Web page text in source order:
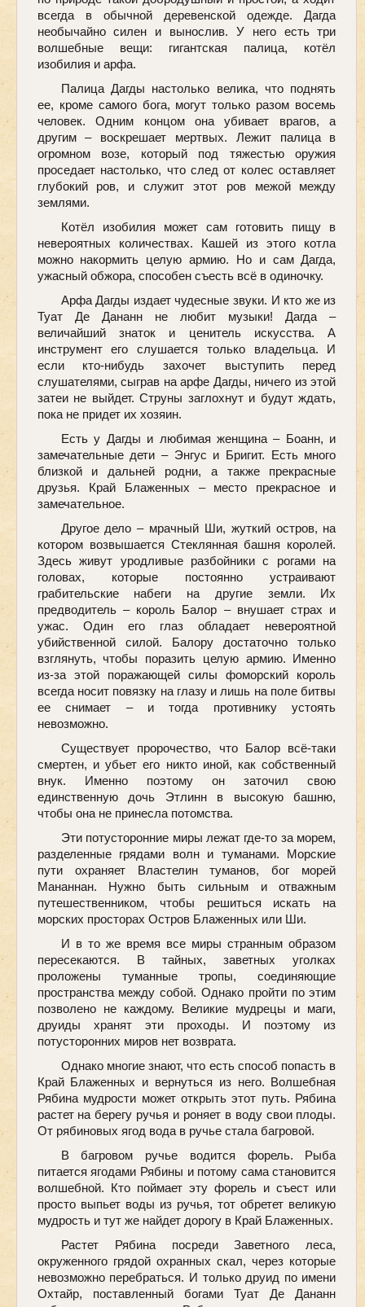
всегда в обычной деревенской одежде. Дагда
необычайно силен и вынослив. У него есть три
волшебные вещи: гигантская палица, котёл
изобилия и арфа.
Палица Дагды настолько велика, что поднять
ее, кроме самого бога, могут только разом восемь
человек. Одним концом она убивает врагов, а
другим – воскрешает мертвых. Лежит палица в
огромном возе, который под тяжестью оружия
проседает настолько, что след от колес оставляет
глубокий ров, и служит этот ров межой между
землями.
Котёл изобилия может сам готовить пищу в
невероятных количествах. Кашей из этого котла
можно накормить целую армию. Но и сам Дагда,
ужасный обжора, способен съесть всё в одиночку.
Арфа Дагды издает чудесные звуки. И кто же из
Туат Де Дананн не любит музыки! Дагда –
величайший знаток и ценитель искусства. А
инструмент его слушается только владельца. И
если кто-нибудь захочет выступить перед
слушателями, сыграв на арфе Дагды, ничего из этой
затеи не выйдет. Струны заглохнут и будут ждать,
пока не придет их хозяин.
Есть у Дагды и любимая женщина – Боанн, и
замечательные дети – Энгус и Бригит. Есть много
близкой и дальней родни, а также прекрасные
друзья. Край Блаженных – место прекрасное и
замечательное.
Другое дело – мрачный Ши, жуткий остров, на
котором возвышается Стеклянная башня королей.
Здесь живут уродливые разбойники с рогами на
головах, которые постоянно устраивают
грабительские набеги на другие земли. Их
предводитель – король Балор – внушает страх и
ужас. Один его глаз обладает невероятной
убийственной силой. Балору достаточно только
взглянуть, чтобы поразить целую армию. Именно
из-за этой поражающей силы фоморский король
всегда носит повязку на глазу и лишь на поле битвы
ее снимает – и тогда противнику устоять
невозможно.
Существует пророчество, что Балор всё-таки
смертен, и убьет его никто иной, как собственный
внук. Именно поэтому он заточил свою
единственную дочь Этлинн в высокую башню,
чтобы она не принесла потомства.
Эти потусторонние миры лежат где-то за морем,
разделенные грядами волн и туманами. Морские
пути охраняет Властелин туманов, бог морей
Мананнан. Нужно быть сильным и отважным
путешественником, чтобы решиться искать на
морских просторах Остров Блаженных или Ши.
И в то же время все миры странным образом
пересекаются. В тайных, заветных уголках
проложены туманные тропы, соединяющие
пространства между собой. Однако пройти по этим
позволено не каждому. Великие мудрецы и маги,
друиды хранят эти проходы. И поэтому из
потусторонних миров нет возврата.
Однако многие знают, что есть способ попасть в
Край Блаженных и вернуться из него. Волшебная
Рябина мудрости может открыть этот путь. Рябина
растет на берегу ручья и роняет в воду свои плоды.
От рябиновых ягод вода в ручье стала багровой.
В багровом ручье водится форель. Рыба
питается ягодами Рябины и потому сама становится
волшебной. Кто поймает эту форель и съест или
просто выпьет воды из ручья, тот обретет великую
мудрость и тут же найдет дорогу в Край Блаженных.
Растет Рябина посреди Заветного леса,
окруженного грядой охранных скал, через которые
невозможно перебраться. И только друид по имени
Охтайр, поставленный богами Туат Де Дананн